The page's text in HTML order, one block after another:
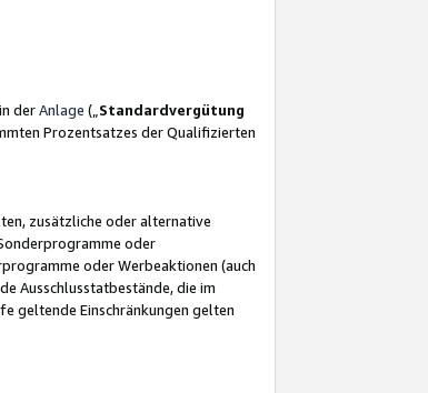
derAnlage („ Standardvergütung
Prozentsatzes der Qualifizierten
zusätzliche oder alternative
oder
oder Werbeaktionen (auch
Ausschlusstatbestände, die im
geltende Einschränkungen gelten